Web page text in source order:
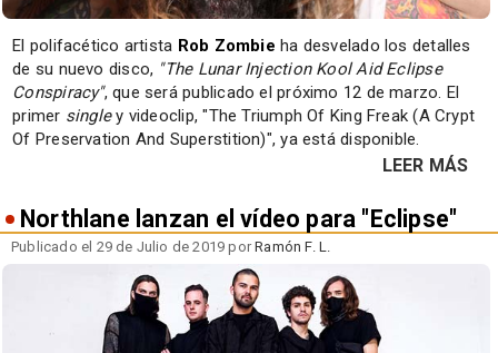
El polifacético artista Rob Zombie ha desvelado los detalles
de su nuevo disco, "The Lunar Injection Kool Aid Eclipse
Conspiracy", que será publicado el próximo 12 de marzo. El
primer singley videoclip, "The Triumph Of King Freak (A Crypt
Of Preservation And Superstition)", ya está disponible.
LEER MÁS
Northlane lanzan el vídeo para "Eclipse"
Publicado el 29 de Julio de 2019 porRamón F. L.